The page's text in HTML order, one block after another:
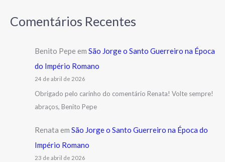
Comentários Recentes
Benito Pepe em São Jorge o Santo Guerreiro na Época
do Império Romano
24 de abril de 2026
Obrigado pelo carinho do comentário Renata! Volte sempre!
abraços, Benito Pepe
Renata em São Jorge o Santo Guerreiro na Época do
Império Romano
23 de abril de 2026